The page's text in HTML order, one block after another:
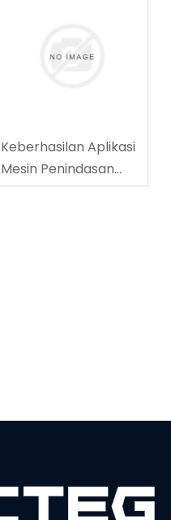
Keberhasilan Aplikasi
Mesin Penindasan
Jalanan Batubara